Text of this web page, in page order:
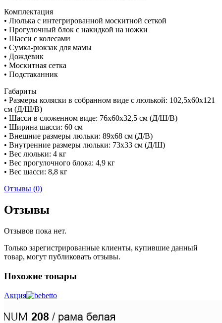
Комплектация
• Люлька с интегрированной москитной сеткой
• Прогулочный блок с накидкой на ножки
• Шасси с колесами
• Сумка-рюкзак для мамы
• Дождевик
• Москитная сетка
• Подстаканник
Габариты
• Размеры коляски в собранном виде с люлькой: 102,5х60х121
см (Д/Ш/В)
• Шасси в сложенном виде: 76х60х32,5 см (Д/Ш/В)
• Ширина шасси: 60 см
• Внешние размеры люльки: 89х68 см (Д/В)
• Внутренние размеры люльки: 73х33 см (Д/Ш)
• Вес люльки: 4 кг
• Вес прогулочного блока: 4,9 кг
• Вес шасси: 8,8 кг
Отзывы (0)
Отзывы
Отзывов пока нет.
Только зарегистрированные клиенты, купившие данный
товар, могут публиковать отзывы.
Похожие товары
Акция